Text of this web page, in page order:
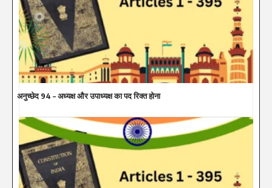
अनुच्छेद 94 – अध्यक्ष और उपाध्यक्ष का पद रिक्त होना